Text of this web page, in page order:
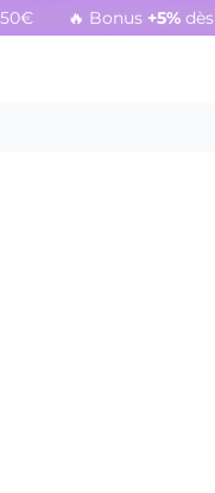
🔥 Bonus +5%
promotionnelle